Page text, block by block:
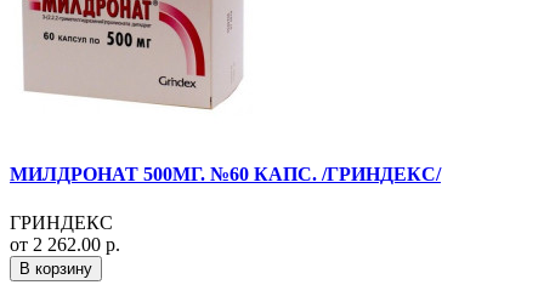
МИЛДРОНАТ 500МГ. №60 КАПС. /ГРИНДЕКС/
ГРИНДЕКС
от 2 262.00 р.
В корзину